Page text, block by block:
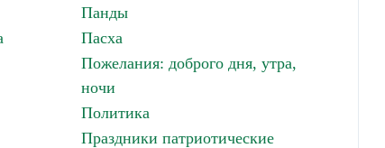
Панды
Пасха
Пожелания: доброго дня, утра,
ночи
Политика
Праздники патриотические